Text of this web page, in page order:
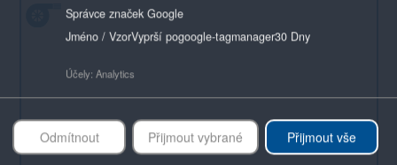
Správce značek Google
Jméno / VzorVyprší pogoogle-tagmanager30 Dny
Účely: Analytics
Odmítnout Přijmout vybrané Přijmout vše